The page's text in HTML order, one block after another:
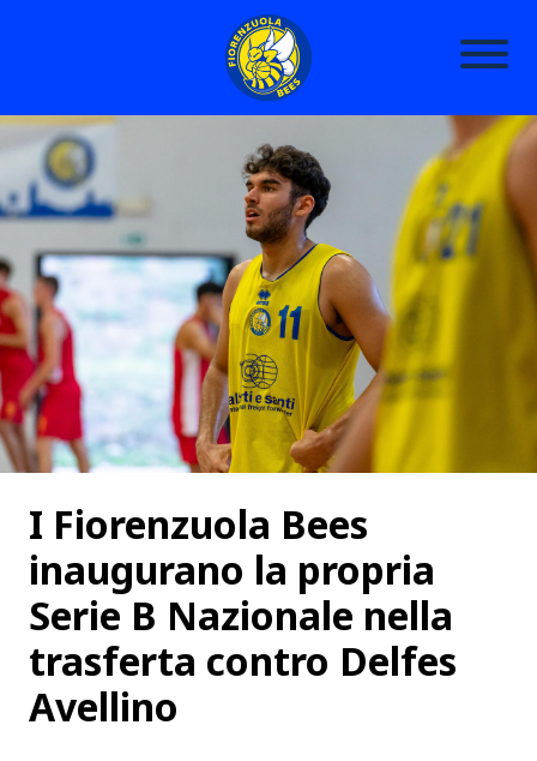
I Fiorenzuola Bees
inaugurano la propria
Serie B Nazionale nella
trasferta contro Delfes
Avellino